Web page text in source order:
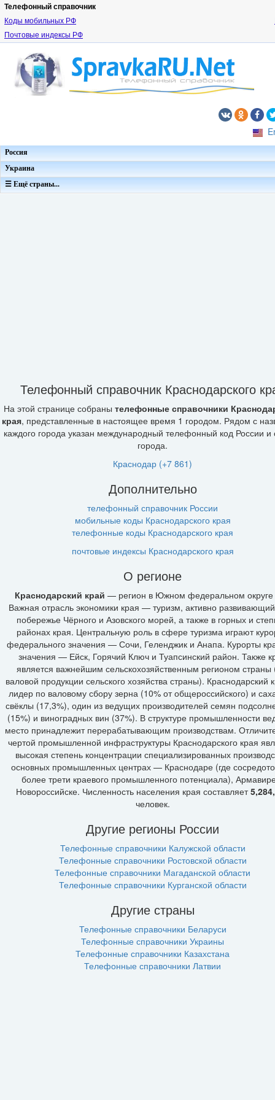
Телефонный справочник
Коды мобильных РФ
Почтовые индексы РФ
Россия
Украина
☰ Ещё страны...
Телефонный справочник Краснодарского
На этой странице собраны телефонные справочники
края, представленные в настоящее время 1 городом. Рядом с
каждого города указан международный телефонный код России и
города.
Краснодар (+7 861)
Дополнительно
телефонный справочник России
мобильные коды Краснодарского края
телефонные коды Краснодарского края
почтовые индексы Краснодарского края
О регионе
Краснодарский край — регион в Южном федеральном
Важная отрасль экономики края — туризм, активно
побережье Чёрного и Азовского морей, а также в горных и
районах края. Центральную роль в сфере туризма играют
федерального значения — Сочи, Геленджик и Анапа. Курорты
значения — Ейск, Горячий Ключ и Туапсинский район. Также
является важнейшим сельскохозяйственным регионом страны
валовой продукции сельского хозяйства страны). Краснодарский
лидер по валовому сбору зерна (10% от общероссийского) и
свёклы (17,3%), один из ведущих производителей семян
(15%) и виноградных вин (37%). В структуре промышленности
место принадлежит перерабатывающим производствам.
чертой промышленной инфраструктуры Краснодарского края
высокая степень концентрации специализированных
основных промышленных центрах — Краснодаре (где
более трети краевого промышленного потенциала),
Новороссийске. Численность населения края составляет
человек.
Другие регионы России
Телефонные справочники Калужской области
Телефонные справочники Ростовской области
Телефонные справочники Магаданской области
Телефонные справочники Курганской области
Другие страны
Телефонные справочники Беларуси
Телефонные справочники Украины
Телефонные справочники Казахстана
Телефонные справочники Латвии